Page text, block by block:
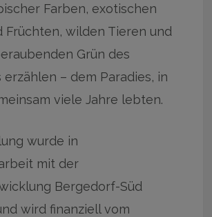
Farben, exotischen
Früchten, wilden Tieren und
Grün des
erzählen – dem Paradies, in
viele Jahre lebten.
wurde in
mit der
Bergedorf-Süd
wird finanziell vom